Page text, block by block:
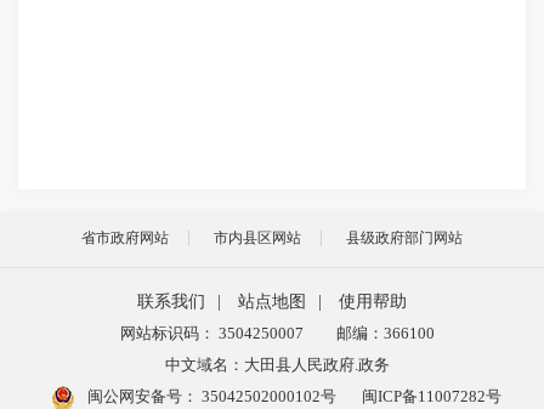
省市政府网站 市内县区网站 县级政府部门网站
联系我们 站点地图
使用帮助
网站标识码： 3504250007
邮编：366100
中文域名：大田县人民政府.政务
闽公网安备号： 35042502000102号 闽ICP备11007282号